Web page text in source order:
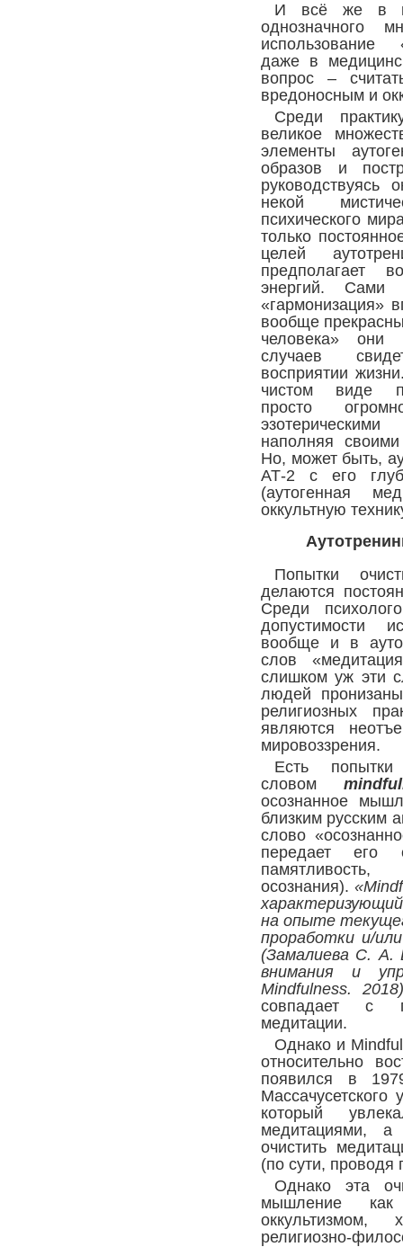
И всё же в
однозначного
использование
даже в
вопрос –
вредоносным и
Среди
великое
элементы
образов и
руководствуясь
некой
психического
только
целей
предполагает
энергий. Сами
«гармонизация»
вообще
человека» они
случаев
восприятии
чистом виде
просто
наполняя
Но, может быть,
АТ-2 с его
(аутогенная
оккультную
Попытки
делаются
Среди
допустимости
вообще и в
слов
слишком уж эти
людей
религиозных
являются
мировоззрения.
Есть
словом
осознанное
близким русским
слово
передает его
осознания).
на опыте
проработки и/
(Замалиева С. А.
внимания и
Mindfulness.
совпадает с
медитации.
Однако и
относительно
появился в
Массачусетского
который
медитациями, а
очистить
(по сути, проводя
Однако эта
мышление как
оккультизмом,
религиозно-